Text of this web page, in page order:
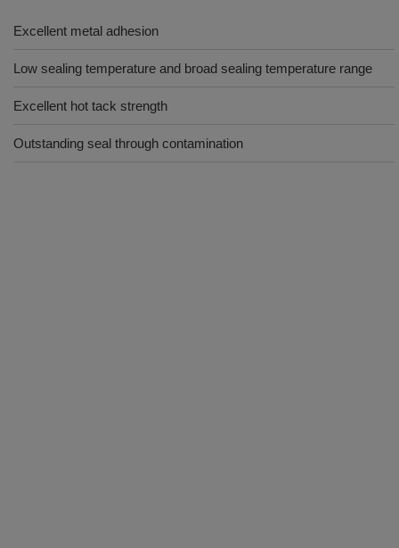
Excellent metal adhesion
Low sealing temperature and broad sealing temperature range
Excellent hot tack strength
Outstanding seal through contamination